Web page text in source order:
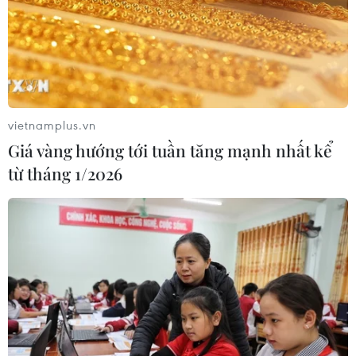
vietnamplus.vn
Giá vàng hướng tới tuần tăng mạnh nhất kể
từ tháng 1/2026